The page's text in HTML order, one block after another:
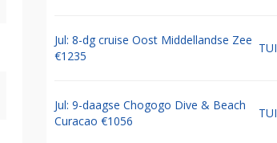
Jul: 8-dg cruise Oost Middellandse Zee
€1235
TUI
Jul: 9-daagse Chogogo Dive & Beach
Curacao €1056
TUI